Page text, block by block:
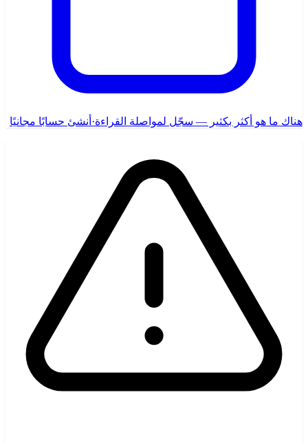
هناك ما هو أكثر بكثير — سجّل لمواصلة القراءة· أنشئ حسابًا مجانيًا